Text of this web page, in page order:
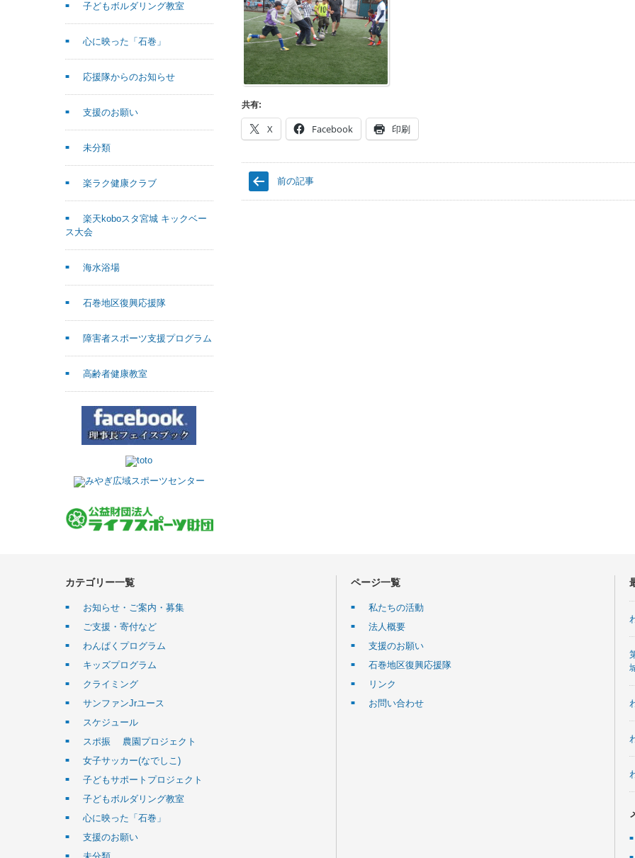
共有:
X Facebook 印刷
前の記事
子どもボルダリング教室
心に映った「石巻」
応援隊からのお知らせ
支援のお願い
未分類
楽ラク健康クラブ
楽天koboスタ宮城 キックベー
ス大会
海水浴場
石巻地区復興応援隊
障害者スポーツ支援プログラム
高齢者健康教室
カテゴリー一覧
お知らせ・ご案内・募集
ご支援・寄付など
わんぱくプログラム
キッズプログラム
クライミング
サンファンJrユース
スケジュール
スポ振 農園プロジェクト
女子サッカー(なでしこ)
子どもサポートプロジェクト
子どもボルダリング教室
心に映った「石巻」
支援のお願い
ページ一覧
私たちの活動
法人概要
支援のお願い
石巻地区復興応援隊
リンク
お問い合わせ